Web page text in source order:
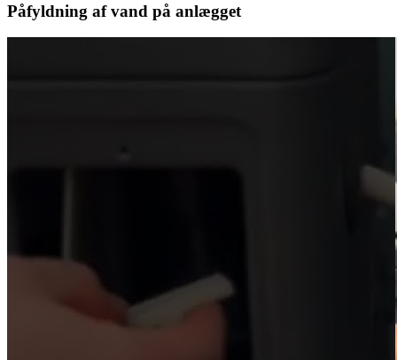
Påfyldning af vand på anlægget